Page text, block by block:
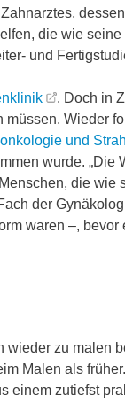
die wie seine
und
. Doch in
müssen. Wieder
und
wurde. „Die
die wie
der
waren –, bevor
zu malen
Malen als
einem zutiefst